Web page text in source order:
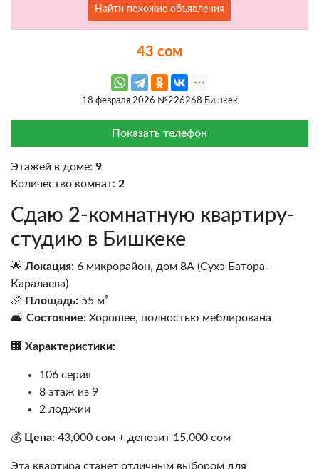
Найти похожие объявления
43 сом
18 февраля 2026 №226268 Бишкек
Показать телефон
Этажей в доме: 9
Количество комнат: 2
Сдаю 2-комнатную квартиру-
студию в Бишкеке
🌟 Локация: 6 микрорайон, дом 8А (Сухэ Батора-
Каралаева)
📏 Площадь: 55 м²
🛋️ Состояние: Хорошее, полностью меблирована
🏢 Характеристики:
106 серия
8 этаж из 9
2 лоджии
💰 Цена: 43,000 сом + депозит 15,000 сом
Эта квартира станет отличным выбором для